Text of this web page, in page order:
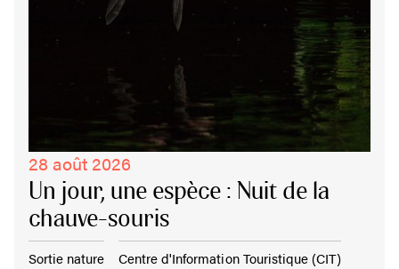
28 août 2026
Un jour, une espèce : Nuit de la
chauve-souris
Sortie nature Centre d'Information Touristique (CIT)